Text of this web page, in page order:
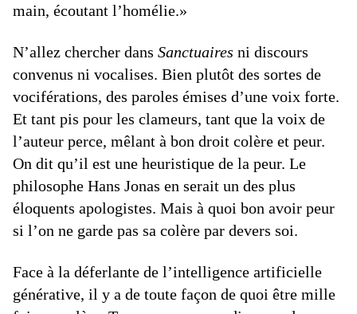
main, écoutant l’homélie.»
N’allez chercher dans Sanctuaires ni discours
convenus ni vocalises. Bien plutôt des sortes de
vociférations, des paroles émises d’une voix forte.
Et tant pis pour les clameurs, tant que la voix de
l’auteur perce, mêlant à bon droit colère et peur.
On dit qu’il est une heuristique de la peur. Le
philosophe Hans Jonas en serait un des plus
éloquents apologistes. Mais à quoi bon avoir peur
si l’on ne garde pas sa colère par devers soi.
Face à la déferlante de l’intelligence artificielle
générative, il y a de toute façon de quoi être mille